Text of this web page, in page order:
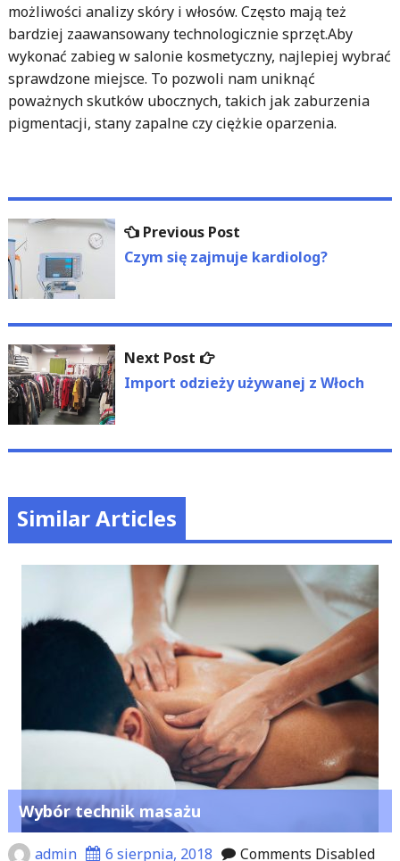
możliwości analizy skóry i włosów. Często mają też
bardziej zaawansowany technologicznie sprzęt.Aby
wykonać zabieg w salonie kosmetyczny, najlepiej wybrać
sprawdzone miejsce. To pozwoli nam uniknąć
poważnych skutków ubocznych, takich jak zaburzenia
pigmentacji, stany zapalne czy ciężkie oparzenia.
Nawigacja
wpisu
Previous PostPrevious
post:
Czym się zajmuje kardiolog?
Next Post
Next
post:
Import odzieży używanej z Włoch
Similar Articles
Wybór technik masażu
admin 6 sierpnia, 2018 Comments Disabled